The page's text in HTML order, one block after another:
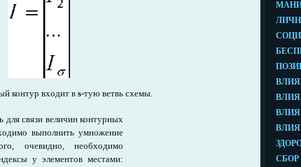
контур входит в s-тую ветвь схемы.
для связи величин контурных
выполнить умножение
очевидно, необходимо
у элементов местами: